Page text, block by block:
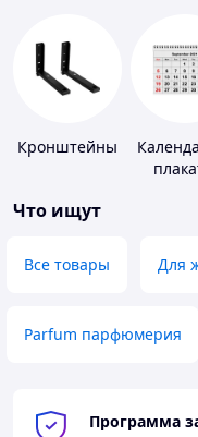
Кронштейны
Что ищут
Все товары Для
Parfum парфюмерия
Программа